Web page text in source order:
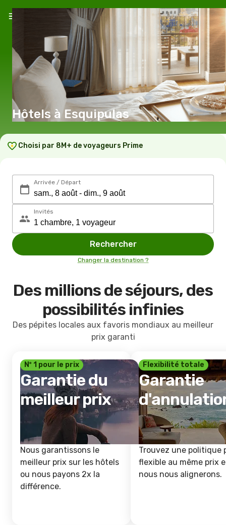
Hôtels à Esquipulas
Choisi par 8M+ de voyageurs Prime
Arrivée / Départ
Invités
Rechercher
Changer la destination ?
Des millions de séjours, des
possibilités infinies
Des pépites locales aux favoris mondiaux au meilleur
prix garanti
Nº 1 pour le prix
Garantie du
meilleur prix
Nous garantissons le
meilleur prix sur les hôtels
ou nous payons 2x la
différence.
Flexibilité totale
Garantie
Trouvez une politique
flexible au même prix
nous nous alignerons.